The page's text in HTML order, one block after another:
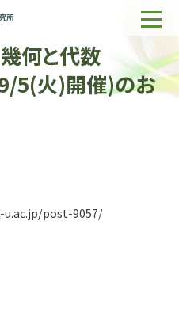
何と代数
5(火)開催)のお
post-9057/